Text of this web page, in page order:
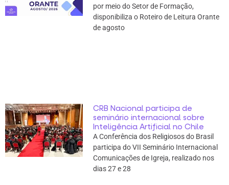
por meio do Setor de Formação,
disponibiliza o Roteiro de Leitura Orante
de agosto
CRB Nacional participa de
seminário internacional sobre
Inteligência Artificial no Chile
A Conferência dos Religiosos do Brasil
participa do VII Seminário Internacional
Comunicações de Igreja, realizado nos
dias 27 e 28